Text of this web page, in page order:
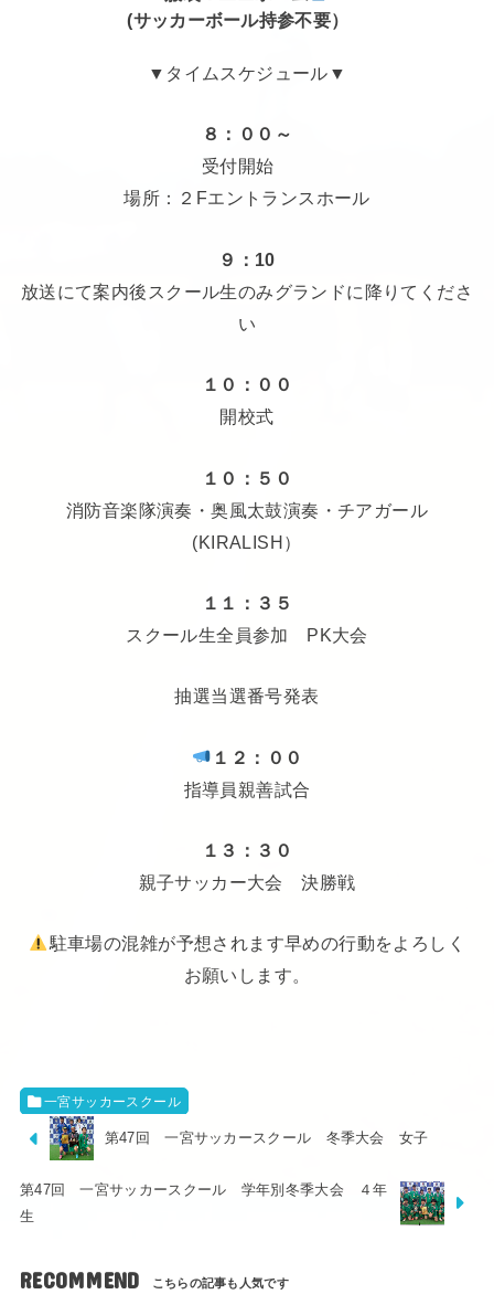
(サッカーボール持参不要）
▼タイムスケジュール▼
８：００～
受付開始
場所：２Fエントランスホール
９：10
放送にて案内後スクール生のみグランドに降りてくださ
い
１０：００
開校式
１０：５０
消防音楽隊演奏・奥風太鼓演奏・チアガール
(KIRALISH）
１１：３５
スクール生全員参加 PK大会
抽選当選番号発表
１２：００
指導員親善試合
１３：３０
親子サッカー大会 決勝戦
駐車場の混雑が予想されます早めの行動をよろしく
お願いします。
一宮サッカースクール
第47回 一宮サッカースクール 冬季大会 女子
第47回 一宮サッカースクール 学年別冬季大会 ４年
生
RECOMMEND